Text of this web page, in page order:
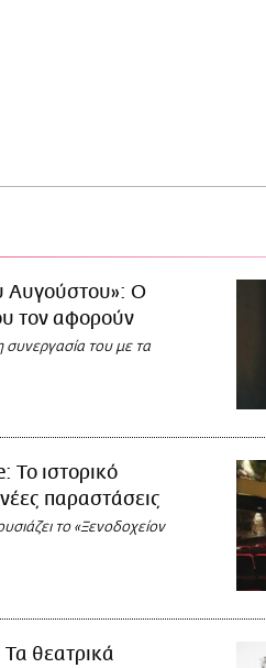
Αυγούστου»: Ο
τον αφορούν
συνεργασία του με τα
ιστορικό
παραστάσεις
το «Ξενοδοχείον
θεατρικά